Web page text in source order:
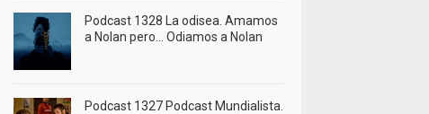
Podcast 1328 La odisea. Amamos
a Nolan pero… Odiamos a Nolan
Podcast 1327 Podcast Mundialista.